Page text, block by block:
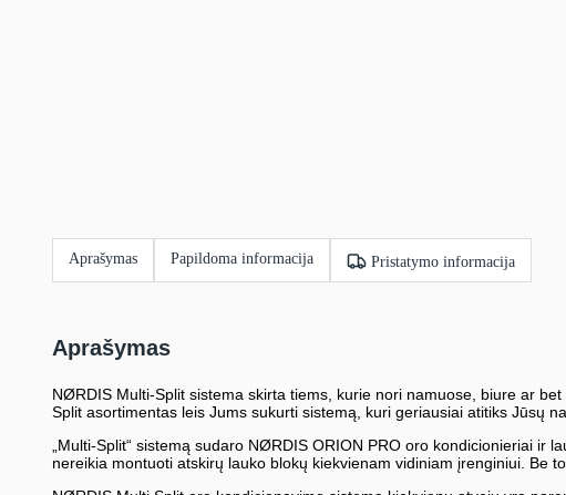
Aprašymas Papildoma informacija Pristatymo informacija
Aprašymas
NØRDIS Multi-Split sistema skirta tiems, kurie nori namuose, biure ar
Split asortimentas leis Jums sukurti sistemą, kuri geriausiai atitiks Jūsų
„Multi-Split“ sistemą sudaro NØRDIS ORION PRO oro kondicionieriai
nereikia montuoti atskirų lauko blokų kiekvienam vidiniam įrenginiui. Be